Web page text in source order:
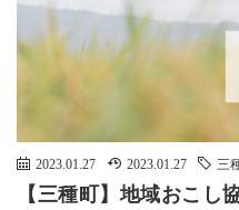
2023.01.27 2023.01.27 三
【三種町】地域おこし